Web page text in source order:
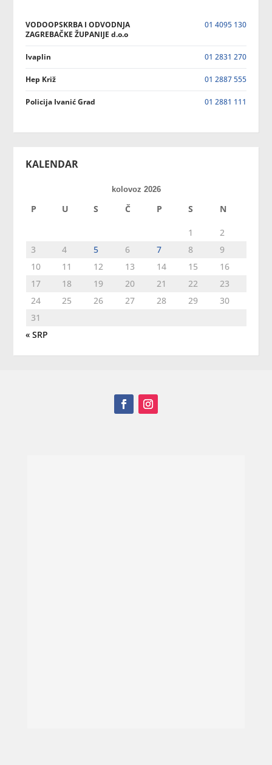
VODOOPSKRBA I ODVODNJA
ZAGREBAČKE ŽUPANIJE d.o.o
01 4095 130
Ivaplin 01 2831 270
Hep Križ 01 2887 555
Policija Ivanić Grad 01 2881 111
KALENDAR
kolovoz 2026
P U S Č P S N
1
2
3
4 5 6 7 8
9
10
11 12 13 14 15
16
17
18 19 20 21 22
23
24
25 26 27 28 29
30
31
« SRP